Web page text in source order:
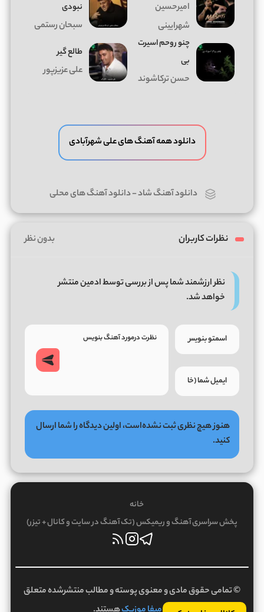
امیرحسین
شهرایینی
نبودی
سبحان رستمی
چنو روحم اسیرت
بی
حسن ترکاشوند
طالع گیر
علی عزیزپور
دانلود همه آهنگ های علی شهرآبادی
دانلود آهنگ شاد-دانلود آهنگ های محلی
نظرات کاربران بدون نظر
نظر ارزشمند شما پس از بررسی توسط ادمین منتشر
خواهد شد.
هنوز هیچ نظری ثبت نشده‌است، اولین دیدگاه را شما ارسال
کنید.
خانه
پخش سراسری آهنگ و ریمیکس (تک آهنگ در سایت و کانال + تیزر)
© تمامی حقوق مادی و معنوی پوسته و مطالب منتشرشده متعلق